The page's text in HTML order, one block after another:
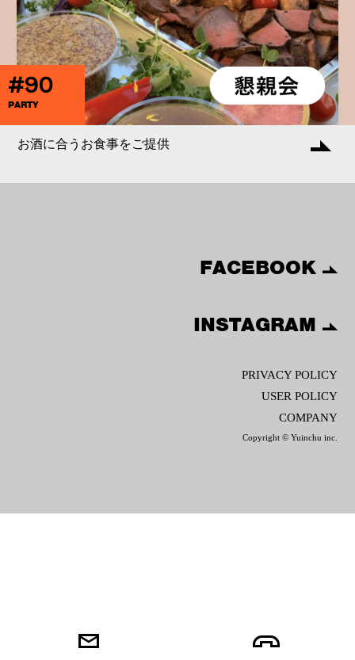
#90
PARTY
お酒に合うお食事をご提供
FACEBOOK
INSTAGRAM
PRIVACY POLICY
USER POLICY
COMPANY
Copyright © Yuinchu inc.